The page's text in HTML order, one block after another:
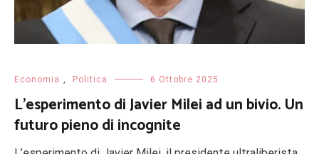
Economia , Politica 6 Ottobre 2025
L’esperimento di Javier Milei ad un bivio. Un
futuro pieno di incognite